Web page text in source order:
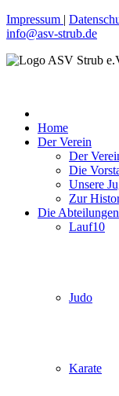
Impressum |
info@asv-strub.de
Home
Der Verein
Der
Die
Unsere
Zur
Die Abteilungen
Lauf10
Judo
Karate